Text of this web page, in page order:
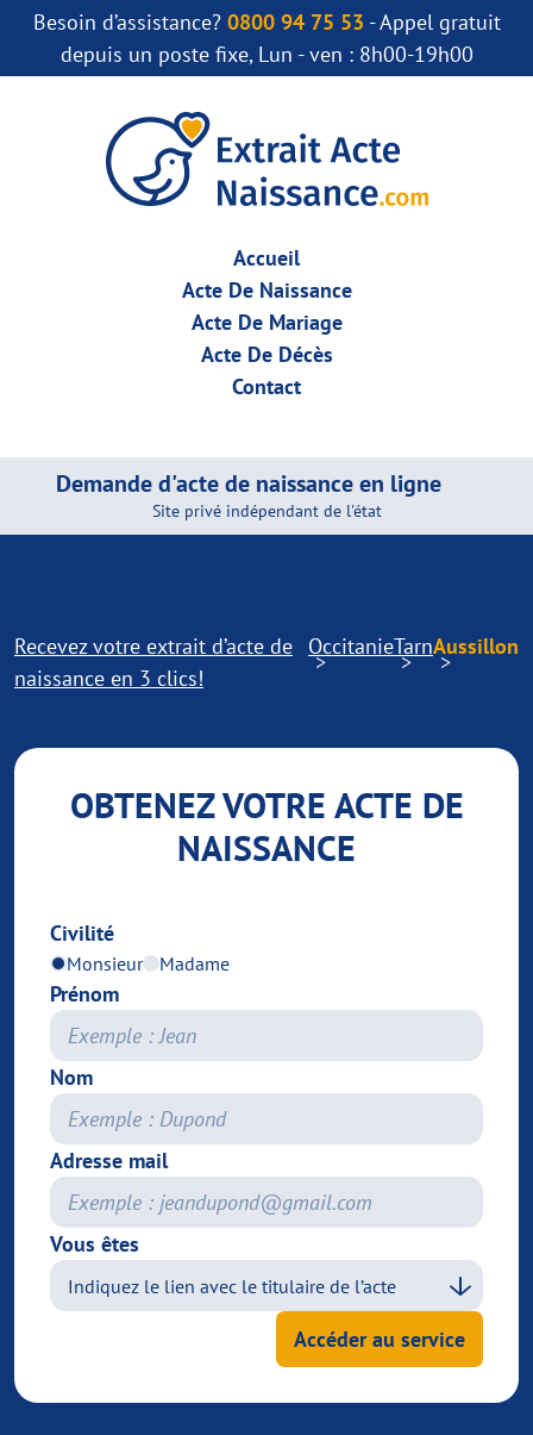
Besoin d’assistance? 0800 94 75 53 - Appel gratuit
depuis un poste fixe, Lun - ven : 8h00-19h00
Accueil
Acte De Naissance
Acte De Mariage
Acte De Décès
Contact
Demande d'acte de naissance en ligne
Site privé indépendant de l'état
Recevez votre extrait d’acte de
naissance en 3 clics!
OccitanieTarnAussillon
OBTENEZ VOTRE ACTE DE
NAISSANCE
Civilité
Monsieur Madame
Prénom
Nom
Adresse mail
Vous êtes
Accéder au service